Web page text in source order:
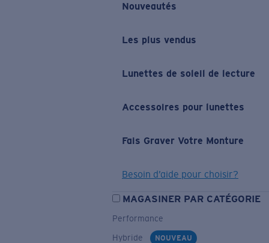
Nouveautés
Les plus vendus
Lunettes de soleil de lecture
Accessoires pour lunettes
Fais Graver Votre Monture
Besoin d’aide pour choisir?
MAGASINER PAR CATÉGORIE
Performance
Hybride
NOUVEAU